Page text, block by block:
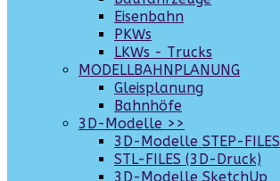
Eisenbahn
PKWs
LKWs - Trucks
MODELLBAHNPLANUNG
Gleisplanung
Bahnhöfe
3D-Modelle >>
3D-Modelle STEP-FILES
STL-FILES (3D-Druck)
3D-Modelle SketchUp